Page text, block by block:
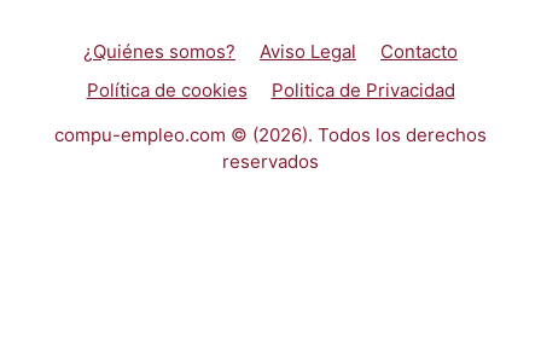
¿Quiénes somos? Aviso Legal
Contacto
Política de cookies
Politica de Privacidad
compu-empleo.com © (2026). Todos los derechos
reservados